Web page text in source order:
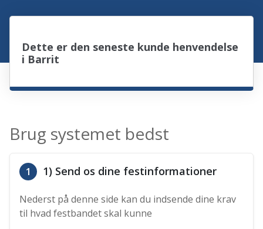
Dette er den seneste kunde henvendelse
i Barrit
Brug systemet bedst
1 1) Send os dine festinformationer
Nederst på denne side kan du indsende dine krav
til hvad festbandet skal kunne